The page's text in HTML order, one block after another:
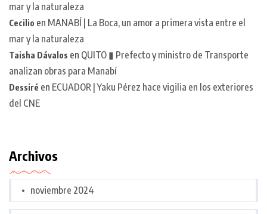
mar y la naturaleza
Cecilio en MANABÍ | La Boca, un amor a primera vista entre el
mar y la naturaleza
Taisha Dávalos en QUITO ▮ Prefecto y ministro de Transporte
analizan obras para Manabí
Dessiré en ECUADOR | Yaku Pérez hace vigilia en los exteriores
del CNE
Archivos
noviembre 2024